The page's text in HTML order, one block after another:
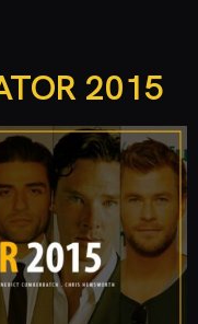
2015